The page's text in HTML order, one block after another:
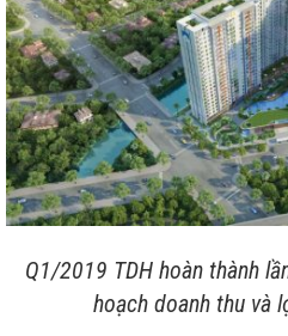
Q1/2019 TDH hoàn thành
hoạch doanh thu và